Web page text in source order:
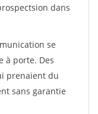
dans
se
à porte. Des
prenaient du
sans garantie